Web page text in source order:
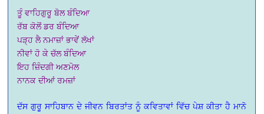
ਤੂੰ ਵਾਹਿਗੁਰੂ ਬੋਲ ਬੰਦਿਆ
ਰੱਬ ਕੋਲੋਂ ਡਰ ਬੰਦਿਆ
ਪੜ੍ਹ ਲੈ ਨਮਾਜ਼ਾਂ ਭਾਵੇਂ ਲੱਖਾਂ
ਨੀਵਾਂ ਹੋ ਕੇ ਚੱਲ ਬੰਦਿਆ
ਇਹ ਜ਼ਿੰਦਗੀ ਅਣਮੋਲ
ਨਾਨਕ ਦੀਆਂ ਰਮਜ਼ਾਂ
ਦੱਸ ਗੁਰੂ ਸਾਹਿਬਾਨ ਦੇ ਜੀਵਨ ਬਿਰਤਾਂਤ ਨੂੰ ਕਵਿਤਾਵਾਂ ਵਿੱਚ ਪੇਸ਼ ਕੀਤਾ ਹੈ ਮਾਨੋ